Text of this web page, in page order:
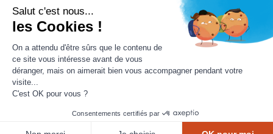
Politique de
Salut c'est nous...
les Cookies !
On a attendu d'être sûrs que le contenu de
ce site vous intéresse avant de vous
déranger, mais on aimerait bien vous accompagner pendant votre
visite...
C'est OK pour vous ?
Consentements certifiés par